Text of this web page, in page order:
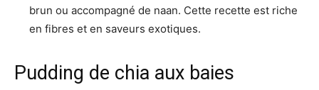
brun ou accompagné de naan. Cette recette est riche
en fibres et en saveurs exotiques.
Pudding de chia aux baies